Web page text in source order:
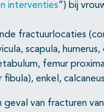
interventies”) bij
fractuurlocaties
scapula,
femur
enkel,
van fracturen